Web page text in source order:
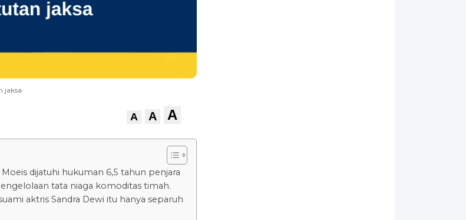
jaksa
A A A
dijatuhi hukuman 6,5 tahun penjara
tata niaga komoditas timah.
aktris Sandra Dewi itu hanya separuh